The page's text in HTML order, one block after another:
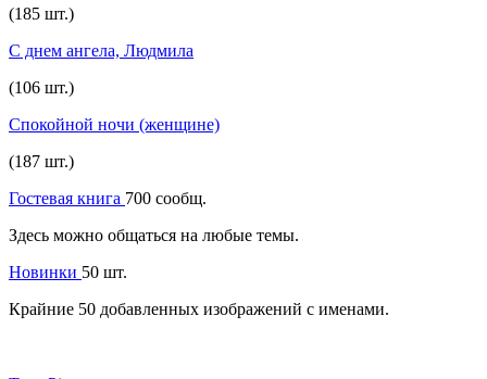
(185 шт.)
С днем ангела, Людмила
(106 шт.)
Спокойной ночи (женщине)
(187 шт.)
Гостевая книга 700 сообщ.
Здесь можно общаться на любые темы.
Новинки 50 шт.
Крайние 50 добавленных изображений с именами.